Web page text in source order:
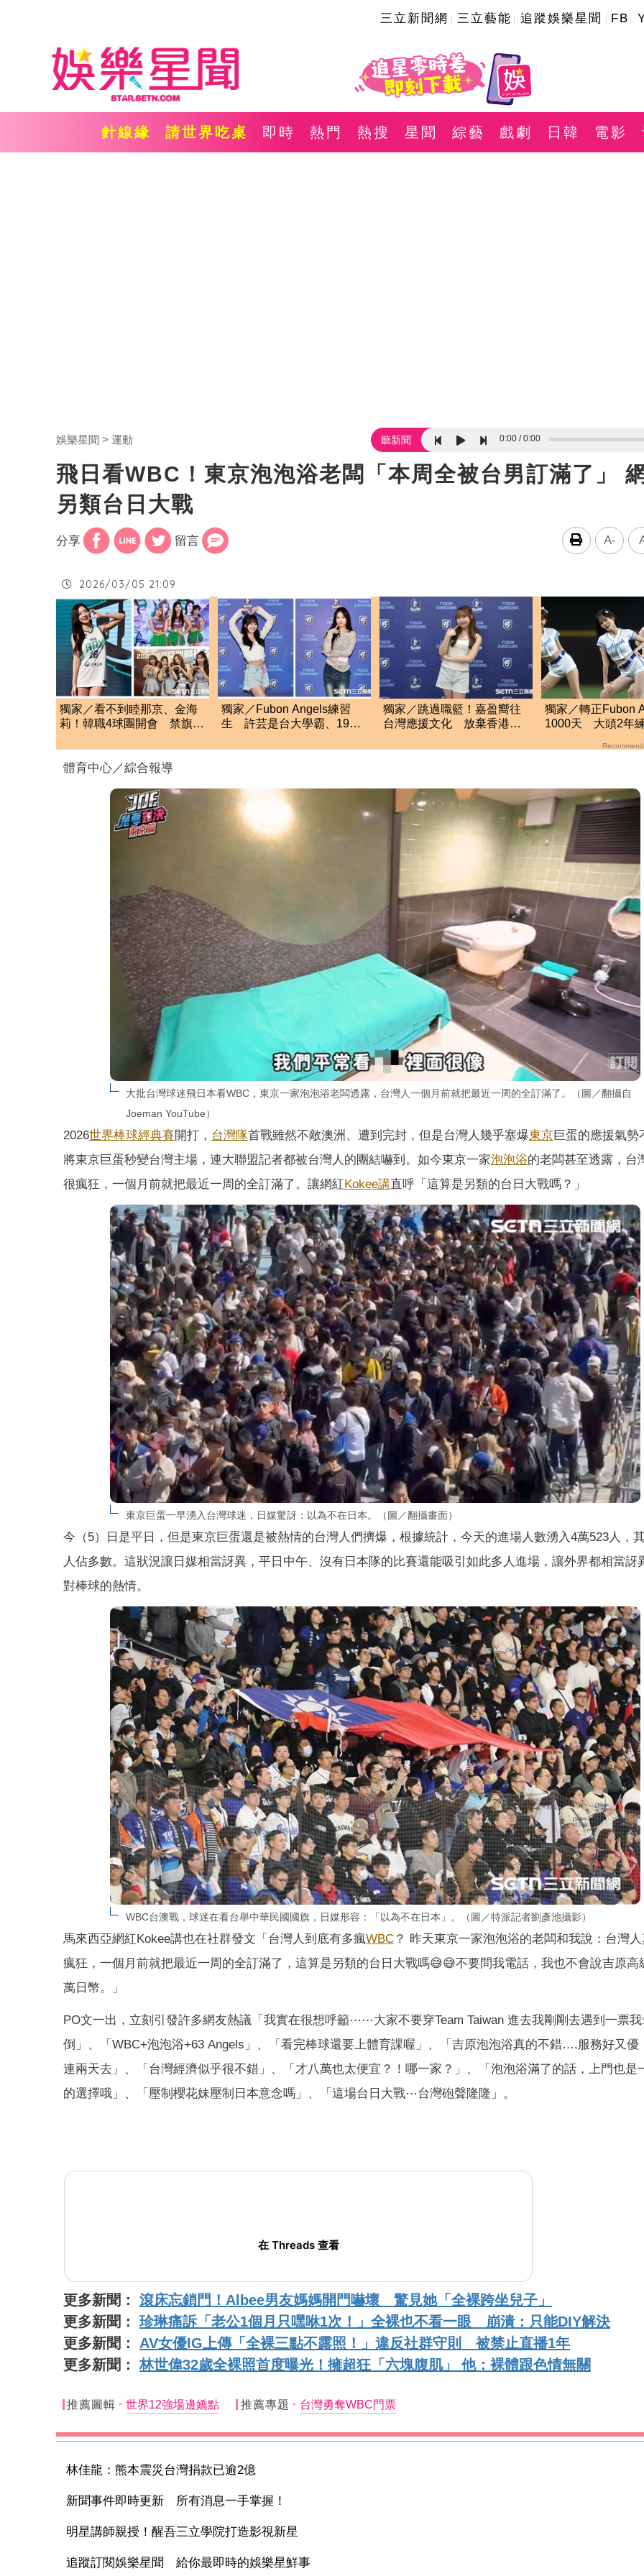
三立新聞網 三立藝能 追蹤娛樂星聞 FB
針線緣 請世界吃桌 即時 熱門 熱搜 星聞 綜藝 戲劇 日韓 電影
娛樂星聞 運動 聽新聞 0:00 0:00
飛日看WBC！東京泡泡浴老闆「本周全被台男訂滿了」
另類台日大戰
分享 留言 A-
2026/03/05 21:09
獨家／看不到睦那京、金海
莉！韓職4球團開會 禁旗下
獨家／Fubon Angels練習
生 許芸是台大學霸、19歲
獨家／跳過職籃！嘉盈嚮往
台灣應援文化 放棄香港工
獨家／轉正Fubon
1000天 大頭2年
體育中心／綜合報導
大批台灣球迷飛日本看WBC，東京一家泡泡浴老闆透露，台灣人一個月前就把最近一周的全訂滿了。（圖／翻攝自
Joeman YouTube）
2026世界棒球經典賽開打， 台灣隊首戰雖然不敵澳洲、遭到完封，但是台灣人幾乎塞爆東京巨蛋的應援氣勢
將東京巨蛋秒變台灣主場，連大聯盟記者都被台灣人的團結嚇到。如今東京一家泡泡浴的老闆甚至透露，台
很瘋狂，一個月前就把最近一周的全訂滿了。讓網紅Kokee講直呼「這算是另類的台日大戰嗎？」
東京巨蛋一早湧入台灣球迷，日媒驚訝：以為不在日本。（圖／翻攝畫面）
今（5）日是平日，但是東京巨蛋還是被熱情的台灣人們擠爆，根據統計，今天的進場人數湧入4萬523人，
人佔多數。這狀況讓日媒相當訝異，平日中午、沒有日本隊的比賽還能吸引如此多人進場，讓外界都相當訝
對棒球的熱情。
WBC台澳戰，球迷在看台舉中華民國國旗，日媒形容：「以為不在日本」。（圖／特派記者劉彥池攝影）
馬來西亞網紅Kokee講也在社群發文「台灣人到底有多瘋WBC ？ 昨天東京一家泡泡浴的老闆和我說：台灣
瘋狂，一個月前就把最近一周的全訂滿了，這算是另類的台日大戰嗎😅😅不要問我電話，我也不會說吉原高
萬日幣。」
PO文一出，立刻引發許多網友熱議「我實在很想呼籲⋯⋯大家不要穿Team Taiwan 進去我剛剛去遇到一票
倒」、「WBC+泡泡浴+63 Angels」、「看完棒球還要上體育課喔」、「吉原泡泡浴真的不錯….服務好又優
連兩天去」、「台灣經濟似乎很不錯」、「才八萬也太便宜？！哪一家？」、「泡泡浴滿了的話，上門也是
的選擇哦」、「壓制櫻花妹壓制日本意念嗎」、「這場台日大戰⋯台灣砲聲隆隆」。
在 Threads 查看
更多新聞： 滾床忘鎖門！Albee男友媽媽開門嚇壞 驚見她「全裸跨坐兒子」
更多新聞： 珍琳痛訴「老公1個月只嘿咻1次！」全裸也不看一眼 崩潰：只能DIY解決
更多新聞： AV女優IG上傳「全裸三點不露照！」違反社群守則 被禁止直播1年
更多新聞：林世偉32歲全裸照首度曝光！擁超狂「六塊腹肌」 他：裸體跟色情無關
推薦圖輯 世界12強場邊嬌點 推薦專題 台灣勇奪WBC門票
林佳龍：熊本震災台灣捐款已逾2億
新聞事件即時更新 所有消息一手掌握！
明星講師親授！醒吾三立學院打造影視新星
追蹤訂閱娛樂星聞 給你最即時的娛樂星鮮事